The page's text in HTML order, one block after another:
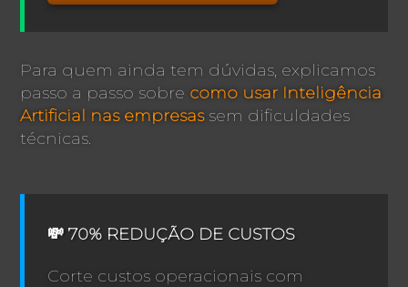
Para quem ainda tem dúvidas, explicamos
passo a passo sobre como usar Inteligência
Artificial nas empresassem dificuldades
técnicas.
💸 70% REDUÇÃO DE CUSTOS
Corte custos operacionais com